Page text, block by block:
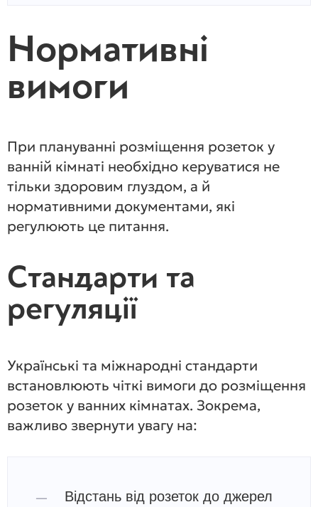
Нормативні
вимоги
При плануванні розміщення розеток у
ванній кімнаті необхідно керуватися не
тільки здоровим глуздом, а й
нормативними документами, які
регулюють це питання.
Стандарти та
регуляції
Українські та міжнародні стандарти
встановлюють чіткі вимоги до розміщення
розеток у ванних кімнатах. Зокрема,
важливо звернути увагу на:
Відстань від розеток до джерел